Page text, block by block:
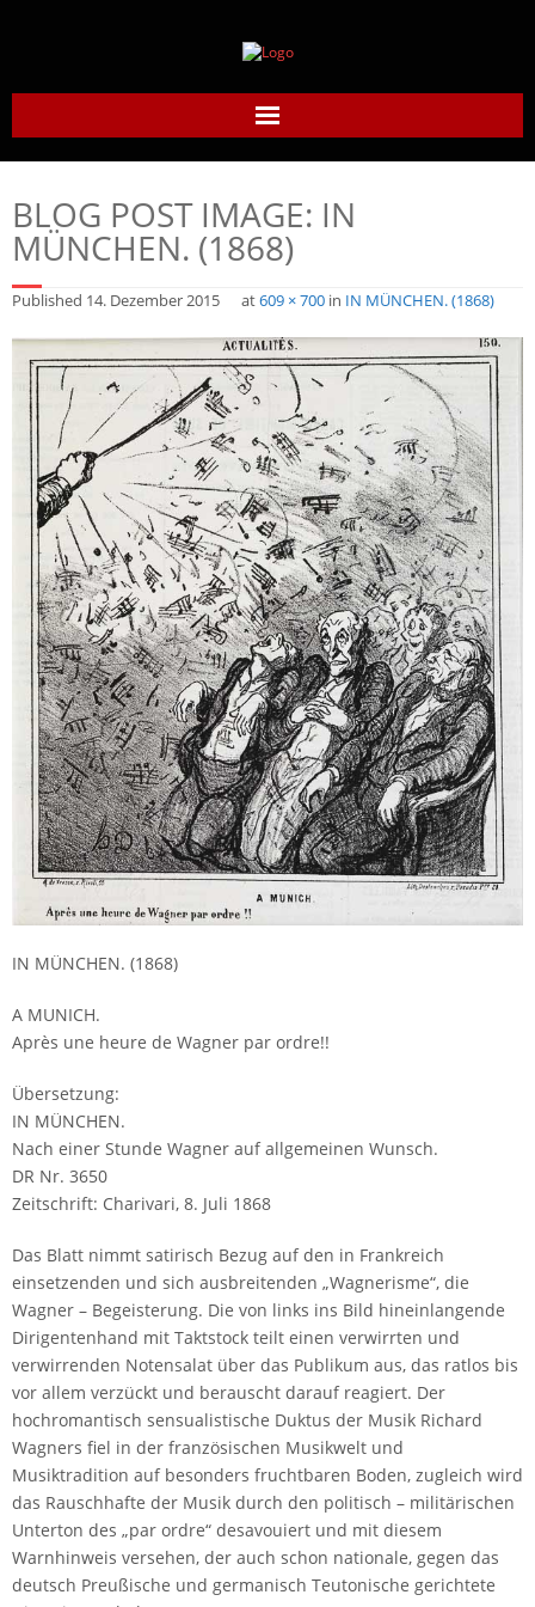
Home
Daumier-Gesellschaft
Werke
Daumier heute
Links
Kontakt
BLOG POST IMAGE: IN
MÜNCHEN. (1868)
Published 14. Dezember 2015 at609 × 700 in IN MÜNCHEN. (1868)
IN MÜNCHEN. (1868)
A MUNICH.
Après une heure de Wagner par ordre!!
Übersetzung:
IN MÜNCHEN.
Nach einer Stunde Wagner auf allgemeinen Wunsch.
DR Nr. 3650
Zeitschrift: Charivari, 8. Juli 1868
Das Blatt nimmt satirisch Bezug auf den in Frankreich
einsetzenden und sich ausbreitenden „Wagnerisme“, die
Wagner – Begeisterung. Die von links ins Bild hineinlangende
Dirigentenhand mit Taktstock teilt einen verwirrten und
verwirrenden Notensalat über das Publikum aus, das ratlos bis
vor allem verzückt und berauscht darauf reagiert. Der
hochromantisch sensualistische Duktus der Musik Richard
Wagners fiel in der französischen Musikwelt und
Musiktradition auf besonders fruchtbaren Boden, zugleich wird
das Rauschhafte der Musik durch den politisch – militärischen
Unterton des „par ordre“ desavouiert und mit diesem
Warnhinweis versehen, der auch schon nationale, gegen das
deutsch Preußische und germanisch Teutonische gerichtete